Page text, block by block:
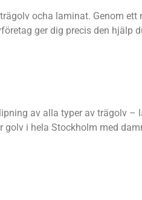
ocha laminat. Genom
ger dig precis den hjälp
av alla typer av trägolv –
i hela Stockholm med